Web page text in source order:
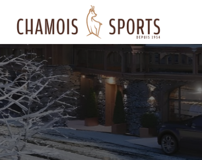
contenu
principal